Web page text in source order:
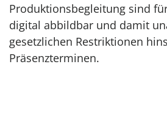
Produktionsbegleitung sind
digital abbildbar und damit
gesetzlichen Restriktionen
Präsenzterminen.